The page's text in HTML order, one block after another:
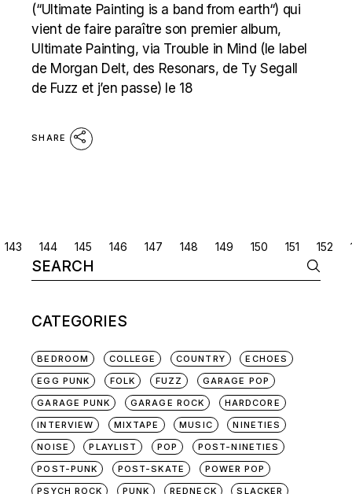
(“Ultimate Painting is a band from earth“) qui
vient de faire paraître son premier album,
Ultimate Painting, via Trouble in Mind (le label
de Morgan Delt, des Resonars, de Ty Segall
de Fuzz et j’en passe) le 18
SHARE
POSTS
NAVIGATION
143 144 145 146 147 148 149 150 151 152
Search
for:
CATEGORIES
BEDROOM COLLEGE COUNTRY
ECHOES
EGG PUNK
FOLK FUZZ
GARAGE POP
GARAGE PUNK
GARAGE ROCK
HARDCORE
INTERVIEW
MIXTAPE MUSIC
NINETIES
NOISE
PLAYLIST POP
POST-NINETIES
POST-PUNK
POST-SKATE
POWER POP
PSYCH ROCK
PUNK REDNECK SLACKER